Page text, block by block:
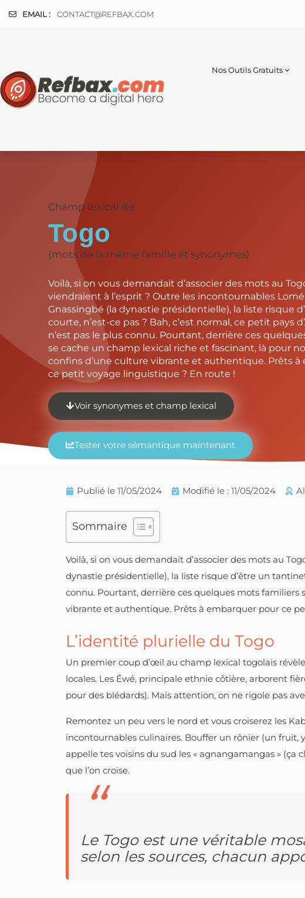
EMAIL : CONTACT@REFBAX.COM
Nos Outils Gratuits
Champ lexical de
Togo
(mots de la même famille et synonymes)
Voilà, si on vous demandait d’associer des mots au
viendraient à l’esprit ? Outre les incontournables
Gnassingbé (la dynastie présidentielle), la liste risque
courte, n’est-ce pas ? Bah, c’est normal, ce petit pays
n’est pas le plus connu. Pourtant, derrière ces
se cache un champ lexical riche et fascinant, là pour
confins d’une culture vibrante et authentique. Prêts
ce petit voyage linguistique ? En route !
Voir synonymes et champ lexical
Tester votre sémantique maintenant
Publié le 11/05/2024 Modifié le : 11/05/2024
Sommaire
Voilà, si on vous demandait d’associer des mots au
dynastie présidentielle), la liste risque d’être un
connu. Pourtant, derrière ces quelques mots
vibrante et authentique. Prêts à embarquer pour ce
L’identité plurielle du Togo
Un premier coup d’œil au champ lexical togolais
locales. Les Éwé, principale ethnie côtière, arborent
pour des blédards). Mais attention, on ne rigole pas
Remontez un peu vers le nord et vous croiserez les
incontournables culinaires. Bouffer un rônier (un fruit,
appelle tes voisins du sud les « agnangamangas » (ça
que l’on croise.
Le Togo est une véritable
selon les sources, chacun